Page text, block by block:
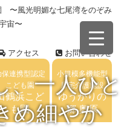
〜風光明媚な七尾湾をのぞみ
宙〜
アクセス お問い合わせ
保連携型認定
こども園
鶴浜こど
も園
小規模多機能型
居宅介護施設
ゆうかりの
郷 奥原
、一人ひと
め細やか